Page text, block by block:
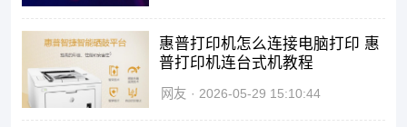
惠普打印机怎么连接电脑打印 惠
普打印机连台式机教程
网友 2026-05-29 15:10:44